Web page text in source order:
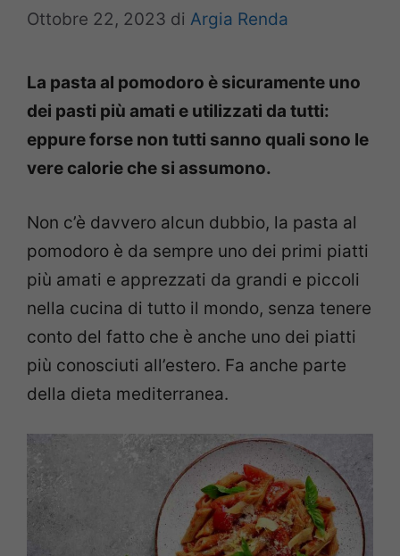
Ottobre 22, 2023 di Argia Renda
La pasta al pomodoro è sicuramente uno
dei pasti più amati e utilizzati da tutti:
eppure forse non tutti sanno quali sono le
vere calorie che si assumono.
Non c’è davvero alcun dubbio, la pasta al
pomodoro è da sempre uno dei primi piatti
più amati e apprezzati da grandi e piccoli
nella cucina di tutto il mondo, senza tenere
conto del fatto che è anche uno dei piatti
più conosciuti all’estero. Fa anche parte
della dieta mediterranea.